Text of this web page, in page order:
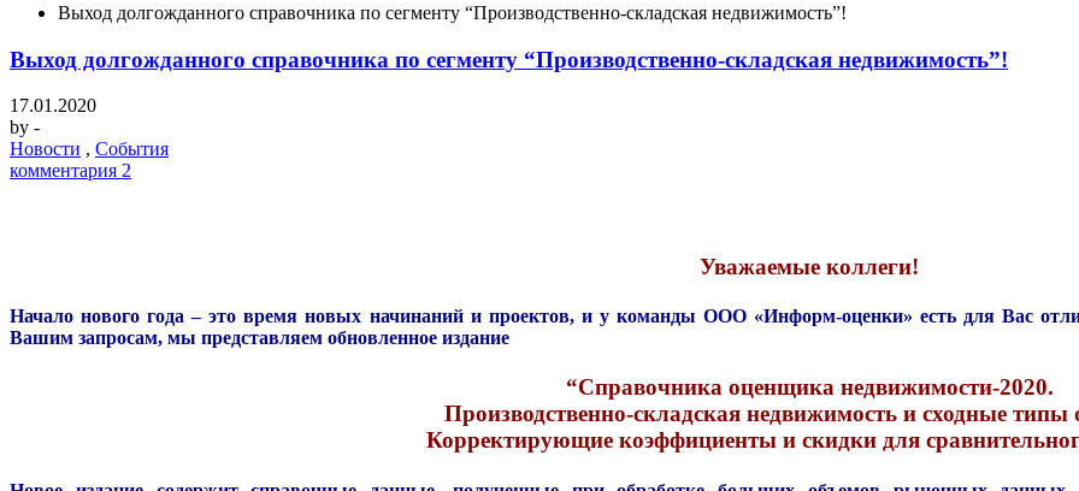
Выход долгожданного справочника по сегменту “Производственно-складская недвижимость”!
Выход долгожданного справочника по сегменту “Производственно-складская недвижимость”!
17.01.2020
by -
Новости , События
комментария 2
Уважаемые коллеги!
Начало нового года – это время новых начинаний и проектов, и у команды ООО «Информ-оценки» есть для Вас
Вашим запросам, мы представляем обновленное издание
“Справочника оценщика недвижимости-2020.
Производственно-складская недвижимость и сходные типы
Корректирующие коэффициенты и скидки для